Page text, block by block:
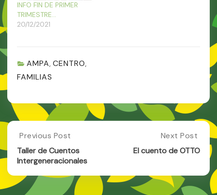
INFO FIN DE PRIMER
TRIMESTRE…
20/12/2021
AMPA, CENTRO,
FAMILIAS
Post
navigation
Previous
Post:
Taller
Cuentos
Intergeneracionales
Previous Post
Taller de Cuentos
Intergeneracionales
Next
Post:
De
OTTO
Next Post
El cuento de OTTO